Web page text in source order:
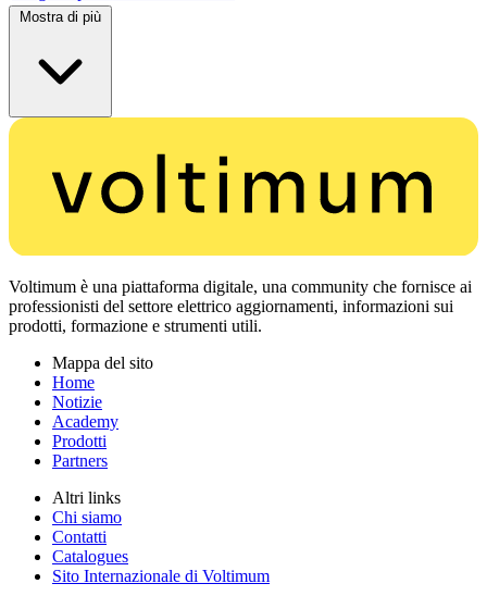
Mostra di più
Voltimum è una piattaforma digitale, una community che fornisce ai
professionisti del settore elettrico aggiornamenti, informazioni sui
prodotti, formazione e strumenti utili.
Mappa del sito
Home
Notizie
Academy
Prodotti
Partners
Altri links
Chi siamo
Contatti
Catalogues
Sito Internazionale di Voltimum